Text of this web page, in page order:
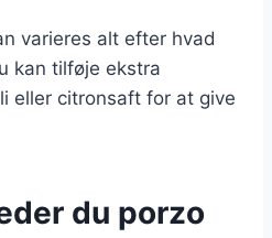
varieres alt efter hvad
kan tilføje ekstra
eller citronsaft for at give
du porzo